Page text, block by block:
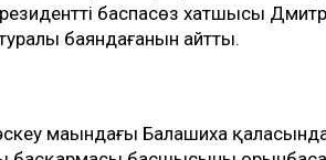
баспасөз хатшысы
баяндағанын айтты.
маңындағы Балашиха